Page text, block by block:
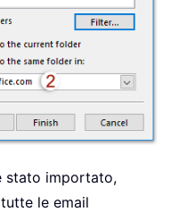
stato importato,
le email